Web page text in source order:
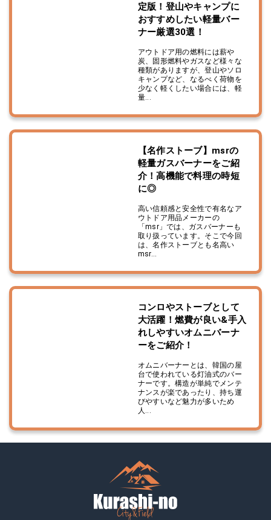
定版！登山やキャンプに
おすすめしたい軽量バー
ナー厳選30選！
アウトドア用の燃料には薪や
炭、固形燃料やガスなど様々な
種類がありますが、登山やソロ
キャンプなど、なるべく荷物を
少なく軽くしたい場合には、軽
量...
【名作ストーブ】msrの
軽量ガスバーナーをご紹
介！高機能で料理の時短
に◎
高い信頼感と安全性で有名なア
ウトドア用品メーカーの
「msr」では、ガスバーナーも
取り扱っています。そこで今回
は、名作ストーブとも名高い
msr...
コンロやストーブとして
大活躍！燃費が良い&手入
れしやすいオムニバーナ
ーをご紹介！
オムニバーナーとは、韓国の屋
台で使われている灯油式のバー
ナーです。構造が単純でメンテ
ナンスが楽であったり、持ち運
びやすいなど魅力が多いため
人...